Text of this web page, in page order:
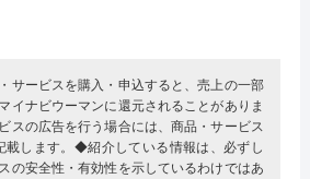
サービスを購入・申込すると、売上の一部
イナビウーマンに還元されることがありま
スの広告を行う場合には、商品・サービス
載します。◆紹介している情報は、必ずし
の安全性・有効性を示しているわけではあ